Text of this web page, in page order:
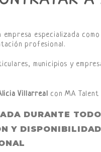
empresa especializada
profesional.
municipios y
Villarreal con MA
DURANTE
Y DISPONIBILIDAD